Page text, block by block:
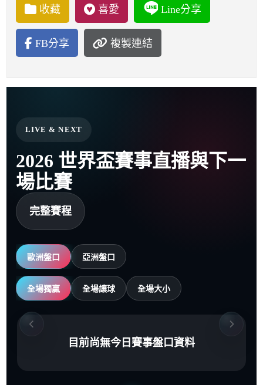
收藏 喜愛 Line分享
FB分享 複製連結
LIVE & NEXT
2026 世界盃賽事直播與下一
場比賽
完整賽程
歐洲盤口 亞洲盤口
全場獨贏 全場讓球 全場大小
目前尚無今日賽事盤口資料